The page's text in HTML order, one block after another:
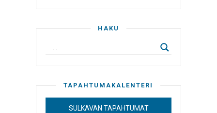
HAKU
TAPAHTUMAKALENTERI
SULKAVAN TAPAHTUMAT